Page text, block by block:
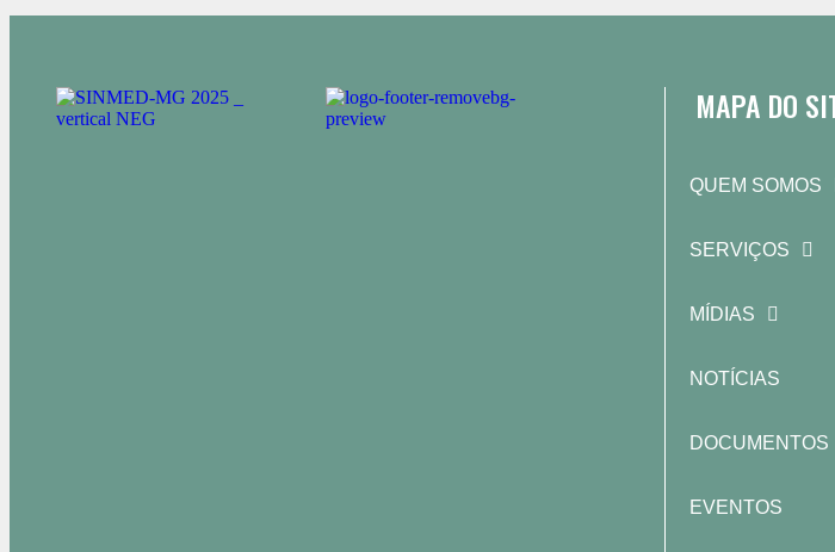
MAPA DO
QUEM SOMOS
SERVIÇOS
MÍDIAS
NOTÍCIAS
DOCUMENTOS
EVENTOS